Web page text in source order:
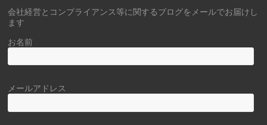
会社経営とコンプライアンス等に関するブログをメールでお届けし
ます
お名前
メールアドレス